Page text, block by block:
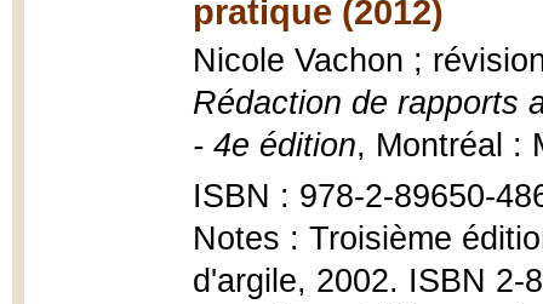
pratique (2012)
Nicole Vachon ;
Rédaction de rapports
- 4e édition, Montréal :
ISBN : 978-2-89650-
Notes : Troisième
d'argile, 2002. ISBN 2-